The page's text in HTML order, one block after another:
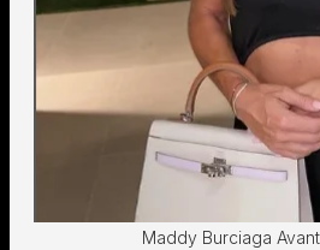
Maddy Burciaga